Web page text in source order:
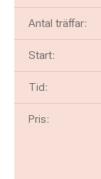
Antal träffar:
Start:
Tid:
Pris: